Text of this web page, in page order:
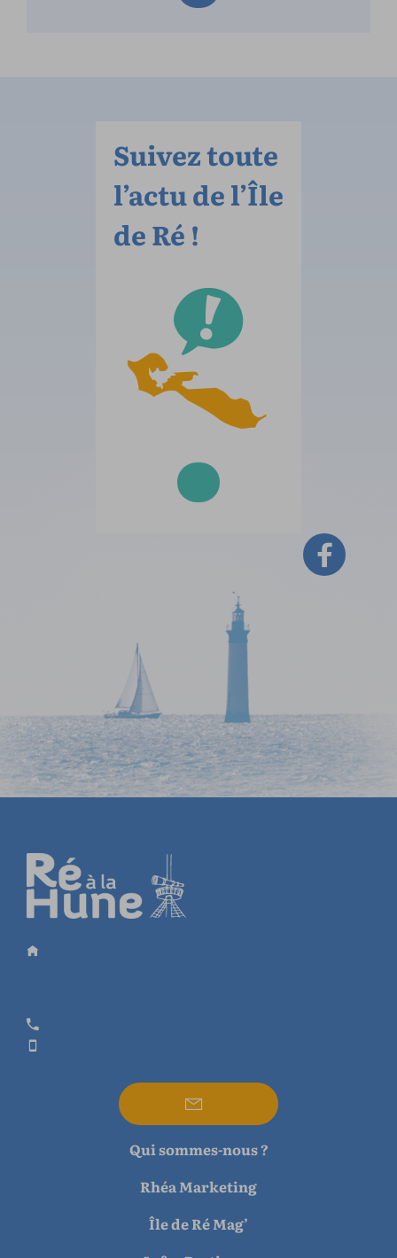
Suivez toute
l’actu de l’Île
de Ré !
Qui sommes-nous ?
Rhéa Marketing
Île de Ré Mag’